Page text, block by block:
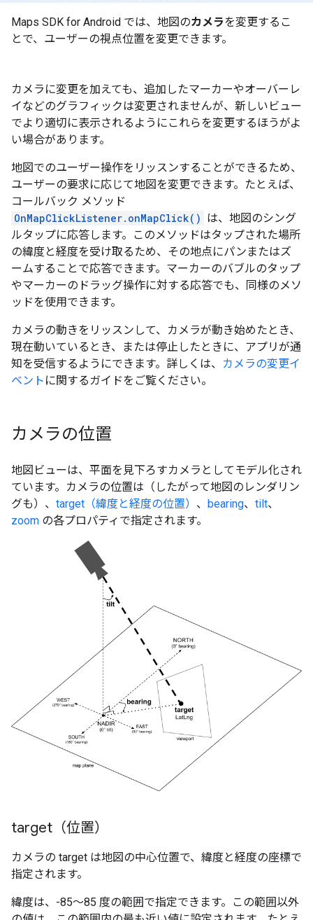
Maps SDK for Android では、地図のカメラを変更するこ
とで、ユーザーの視点位置を変更できます。
カメラに変更を加えても、追加したマーカーやオーバーレ
イなどのグラフィックは変更されませんが、新しいビュー
でより適切に表示されるようにこれらを変更するほうがよ
い場合があります。
地図でのユーザー操作をリッスンすることができるため、
ユーザーの要求に応じて地図を変更できます。たとえば、
コールバック メソッド
OnMapClickListener.onMapClick() は、地図のシング
ルタップに応答します。このメソッドはタップされた場所
の緯度と経度を受け取るため、その地点にパンまたはズ
ームすることで応答できます。マーカーのバブルのタップ
やマーカーのドラッグ操作に対する応答でも、同様のメソ
ッドを使用できます。
カメラの動きをリッスンして、カメラが動き始めたとき、
現在動いているとき、または停止したときに、アプリが通
知を受信するようにできます。詳しくは、
カメラの変更イ
ベント に関するガイドをご覧ください。
カメラの位置
地図ビューは、平面を見下ろすカメラ としてモデル化され
ています。カメラの位置は（したがって地図のレンダリン
グも）、 target（緯度と経度の位置） 、 bearing、 tilt、
zoom の各プロパティで指定されます。
target（位置）
カメラの target は地図の中心位置で、緯度と経度の座標で
指定されます。
緯度は、-85～85 度の範囲で指定できます。この範囲以外